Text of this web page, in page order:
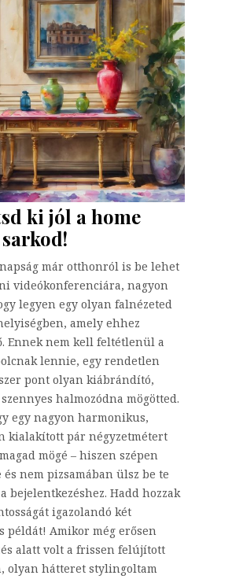
ki jól a home
már otthonról is be lehet
videókonferenciára, nagyon
legyen egy olyan falnézeted
amely ehhez
Ennek nem kell feltétlenül a
lennie, egy rendetlen
pont olyan kiábrándító,
halmozódna mögötted.
egy nagyon harmonikus,
kialakított pár négyzetmétert
mögé – hiszen szépen
és nem pizsamában ülsz be te
bejelentkezéshez. Hadd hozzak
igazolandó két
példát! Amikor még erősen
alatt volt a frissen felújított
olyan hátteret stylingoltam